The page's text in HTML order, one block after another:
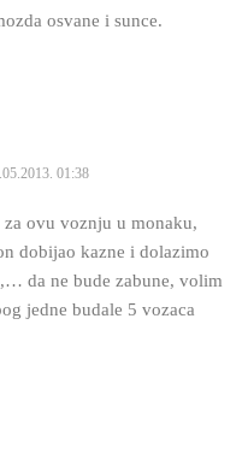
osvane i sunce.
01:38
ovu voznju u monaku,
dobijao kazne i dolazimo
da ne bude zabune, volim
jedne budale 5 vozaca